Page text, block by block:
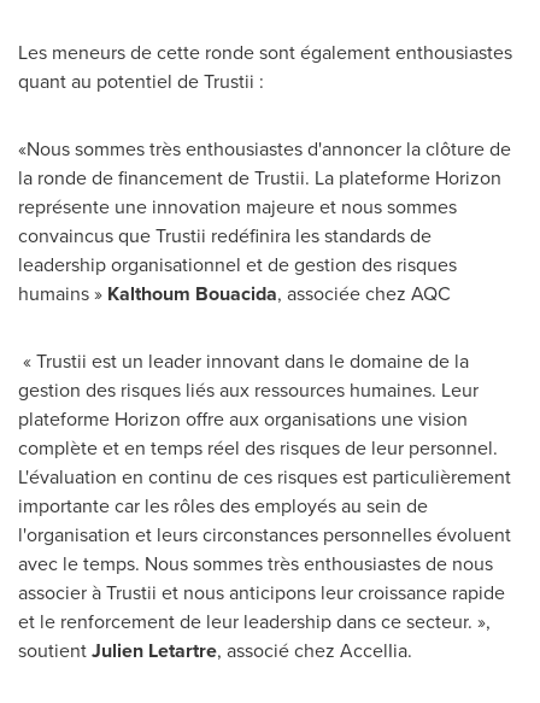
Les meneurs de cette ronde sont également enthousiastes
quant au potentiel de Trustii :
«Nous sommes très enthousiastes d'annoncer la clôture de
la ronde de financement de Trustii. La plateforme Horizon
représente une innovation majeure et nous sommes
convaincus que Trustii redéfinira les standards de
leadership organisationnel et de gestion des risques
humains » Kalthoum Bouacida, associée chez AQC
« Trustii est un leader innovant dans le domaine de la
gestion des risques liés aux ressources humaines. Leur
plateforme Horizon offre aux organisations une vision
complète et en temps réel des risques de leur personnel.
L'évaluation en continu de ces risques est particulièrement
importante car les rôles des employés au sein de
l'organisation et leurs circonstances personnelles évoluent
avec le temps. Nous sommes très enthousiastes de nous
associer à Trustii et nous anticipons leur croissance rapide
et le renforcement de leur leadership dans ce secteur. »,
soutientJulien Letartre, associé chez AccelIia.